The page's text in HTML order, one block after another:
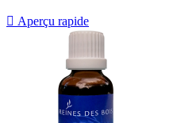
 Aperçu rapide